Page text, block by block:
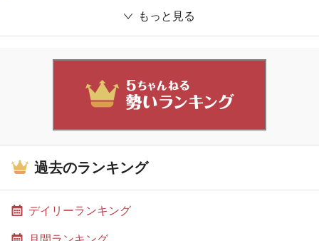
もっと見る
過去のランキング
デイリーランキング